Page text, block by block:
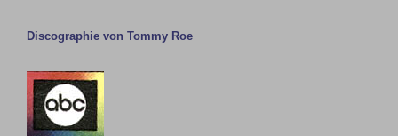
Discographie von Tommy Roe